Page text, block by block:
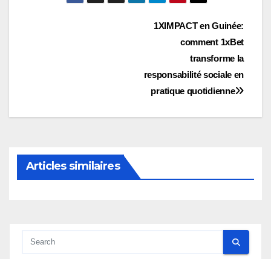
1XIMPACT en Guinée:
comment 1xBet
transforme la
responsabilité sociale en
pratique quotidienne
Articles similaires